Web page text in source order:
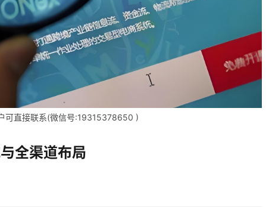
可直接联系(微信号:19315378650 )
全渠道布局